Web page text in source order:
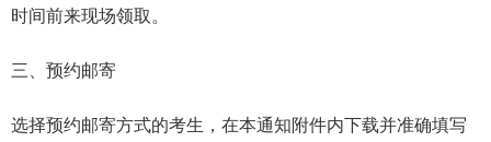
时间前来现场领取。
三、预约邮寄
选择预约邮寄方式的考生，在本通知附件内下载并准确填写